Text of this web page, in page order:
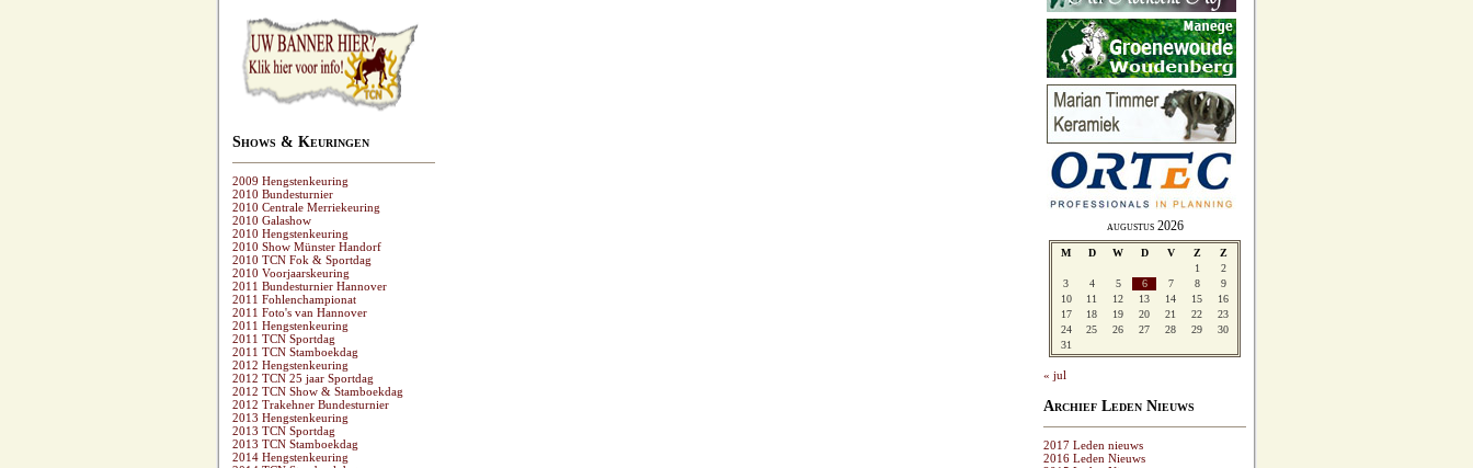
Shows & Keuringen
2009 Hengstenkeuring
2010 Bundesturnier
2010 Centrale Merriekeuring
2010 Galashow
2010 Hengstenkeuring
2010 Show Münster Handorf
2010 TCN Fok & Sportdag
2010 Voorjaarskeuring
2011 Bundesturnier Hannover
2011 Fohlenchampionat
2011 Foto's van Hannover
2011 Hengstenkeuring
2011 TCN Sportdag
2011 TCN Stamboekdag
2012 Hengstenkeuring
2012 TCN 25 jaar Sportdag
2012 TCN Show & Stamboekdag
2012 Trakehner Bundesturnier
2013 Hengstenkeuring
2013 TCN Sportdag
2013 TCN Stamboekdag
2014 Hengstenkeuring
augustus 2026
M D W D V Z
Z
1
2
3
4 5 6 7 8
9
10
11 12 13 14 15
16
17
18 19 20 21 22
23
24
25 26 27 28 29
30
31
« jul
Archief Leden Nieuws
2017 Leden nieuws
2016 Leden Nieuws